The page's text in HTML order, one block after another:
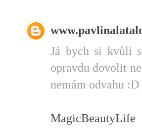
Já bych si kvůli
opravdu dovolit
nemám odvahu
MagicBeautyLife